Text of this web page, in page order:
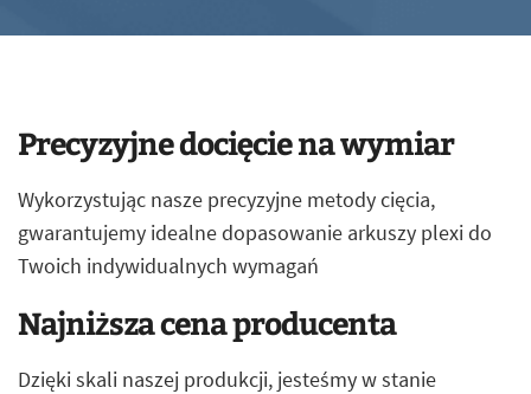
Precyzyjne docięcie na wymiar
Wykorzystując nasze precyzyjne metody cięcia,
gwarantujemy idealne dopasowanie arkuszy plexi do
Twoich indywidualnych wymagań
Najniższa cena producenta
Dzięki skali naszej produkcji, jesteśmy w stanie